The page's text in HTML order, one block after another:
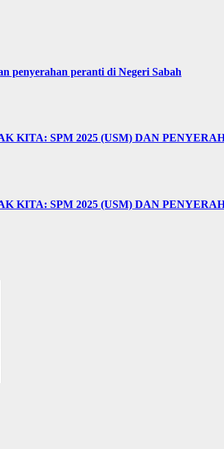
penyerahan peranti di Negeri Sabah
KITA: SPM 2025 (USM) DAN
KITA: SPM 2025 (USM) DAN